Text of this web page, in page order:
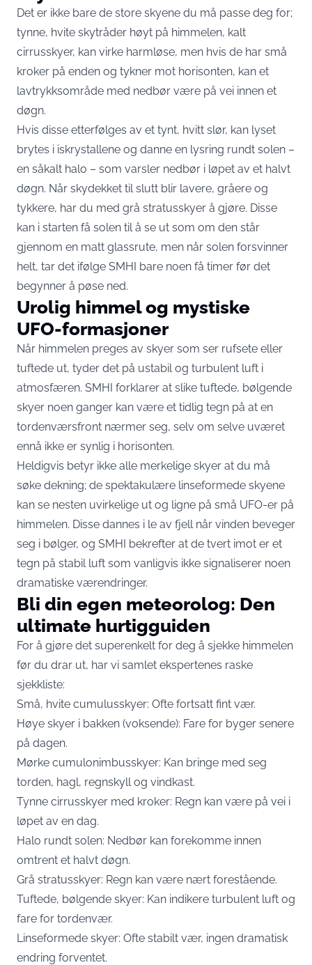
Det er ikke bare de store skyene du må passe deg for;
tynne, hvite skytråder høyt på himmelen, kalt
cirrusskyer, kan virke harmløse, men hvis de har små
kroker på enden og tykner mot horisonten, kan et
lavtrykksområde med nedbør være på vei innen et
døgn.
Hvis disse etterfølges av et tynt, hvitt slør, kan lyset
brytes i iskrystallene og danne en lysring rundt solen –
en såkalt halo – som varsler nedbør i løpet av et halvt
døgn. Når skydekket til slutt blir lavere, gråere og
tykkere, har du med grå stratusskyer å gjøre. Disse
kan i starten få solen til å se ut som om den står
gjennom en matt glassrute, men når solen forsvinner
helt, tar det ifølge SMHI bare noen få timer før det
begynner å pøse ned.
Urolig himmel og mystiske
UFO-formasjoner
Når himmelen preges av skyer som ser rufsete eller
tuftede ut, tyder det på ustabil og turbulent luft i
atmosfæren. SMHI forklarer at slike tuftede, bølgende
skyer noen ganger kan være et tidlig tegn på at en
tordenværsfront nærmer seg, selv om selve uværet
ennå ikke er synlig i horisonten.
Heldigvis betyr ikke alle merkelige skyer at du må
søke dekning; de spektakulære linseformede skyene
kan se nesten uvirkelige ut og ligne på små UFO-er på
himmelen. Disse dannes i le av fjell når vinden beveger
seg i bølger, og SMHI bekrefter at de tvert imot er et
tegn på stabil luft som vanligvis ikke signaliserer noen
dramatiske værendringer.
Bli din egen meteorolog: Den
ultimate hurtigguiden
For å gjøre det superenkelt for deg å sjekke himmelen
før du drar ut, har vi samlet ekspertenes raske
sjekkliste:
Små, hvite cumulusskyer: Ofte fortsatt fint vær.
Høye skyer i bakken (voksende): Fare for byger senere
på dagen.
Mørke cumulonimbusskyer: Kan bringe med seg
torden, hagl, regnskyll og vindkast.
Tynne cirrusskyer med kroker: Regn kan være på vei i
løpet av en dag.
Halo rundt solen: Nedbør kan forekomme innen
omtrent et halvt døgn.
Grå stratusskyer: Regn kan være nært forestående.
Tuftede, bølgende skyer: Kan indikere turbulent luft og
fare for tordenvær.
Linseformede skyer: Ofte stabilt vær, ingen dramatisk
endring forventet.